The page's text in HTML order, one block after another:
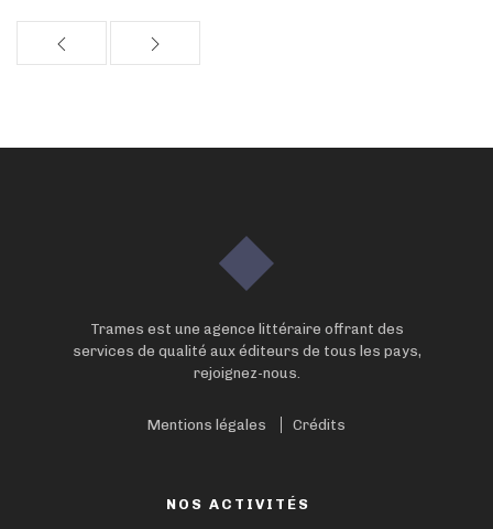
Trames est une agence littéraire offrant des
services de qualité aux éditeurs de tous les pays,
rejoignez-nous.
Mentions légales Crédits
NOS ACTIVITÉS